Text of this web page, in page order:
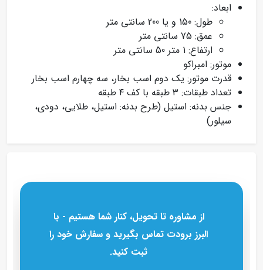
ابعاد:
طول: 150 و یا 200 سانتی متر
عمق: 75 سانتی متر
ارتفاع: 1 متر 50 سانتی متر
موتور: امبراکو
قدرت موتور: یک دوم اسب بخار، سه چهارم اسب بخار
تعداد طبقات: ۳ طبقه با کف ۴ طبقه
جنس بدنه: استیل (طرح بدنه: استیل، طلایی، دودی،
سیلور)
از مشاوره تا تحویل، کنار شما هستیم - با
البرز برودت تماس بگیرید و سفارش خود را
ثبت کنید.